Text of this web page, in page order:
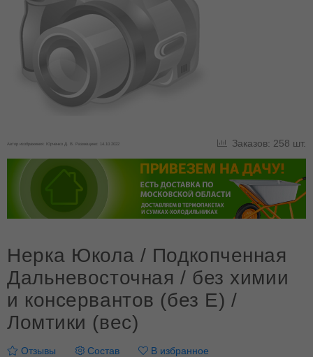
Автор изображения: Юрченко Д. В. Размещено: 14.10.2022 Заказов: 258 шт.
Нерка Юкола / Подкопченная
Дальневосточная / без химии
и консервантов (без E) /
Ломтики (вес)
Отзывы Состав В избранное